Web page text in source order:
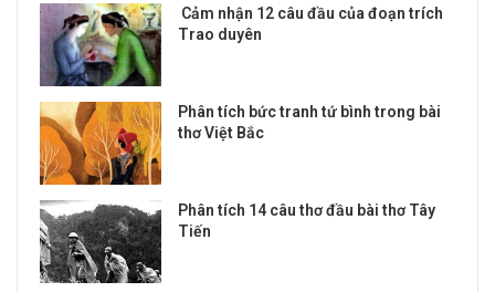
Cảm nhận 12 câu đầu của đoạn trích
Trao duyên
Phân tích bức tranh tứ bình trong bài
thơ Việt Bắc
Phân tích 14 câu thơ đầu bài thơ Tây
Tiến